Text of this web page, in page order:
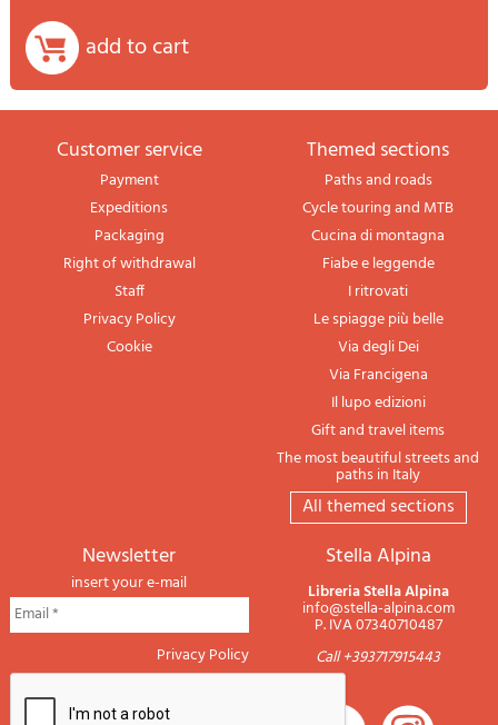
add to cart
Customer service
Payment
Expeditions
Packaging
Right of withdrawal
Staff
Privacy Policy
Cookie
themed sections
Paths and roads
Cycle touring and MTB
Cucina di montagna
Fiabe e leggende
I ritrovati
Le spiagge più belle
Via degli Dei
Via Francigena
Il lupo edizioni
Gift and travel items
The most beautiful streets and
paths in Italy
All themed sections
newsletter
insert your e-mail
Privacy Policy
Stella Alpina
Libreria Stella Alpina
info@stella-alpina.com
P. IVA 07340710487
Call +393717915443